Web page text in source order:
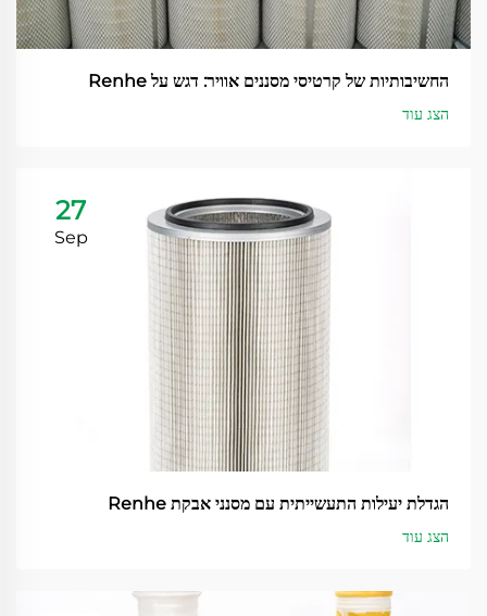
החשיבותיות של קרטיסי מסננים אוויר: דגש על Renhe
הצג עוד
27
Sep
הגדלת יעילות התעשייתית עם מסנני אבקת Renhe
הצג עוד